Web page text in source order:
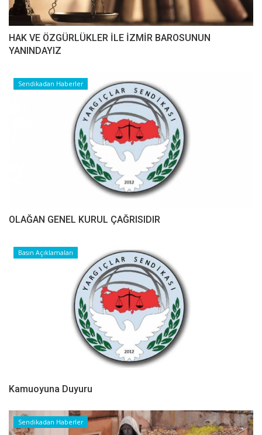
HAK VE ÖZGÜRLÜKLER İLE İZMİR BAROSUNUN
YANINDAYIZ
Sendikadan Haberler
OLAĞAN GENEL KURUL ÇAĞRISIDIR
Basın Açıklamaları
Kamuoyuna Duyuru
Sendikadan Haberler